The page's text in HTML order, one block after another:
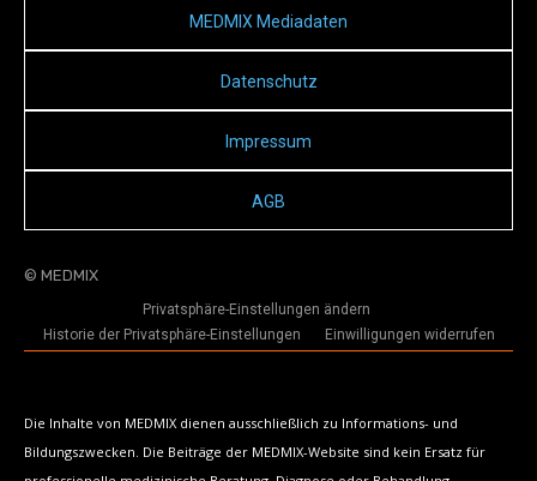
MEDMIX Mediadaten
Datenschutz
Impressum
AGB
© MEDMIX
Privatsphäre-Einstellungen ändern
Historie der Privatsphäre-Einstellungen
Einwilligungen widerrufen
Die Inhalte von MEDMIX dienen ausschließlich zu Informations- und
Bildungszwecken. Die Beiträge der MEDMIX-Website sind kein Ersatz für